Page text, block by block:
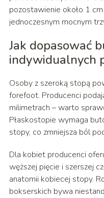
pozostawienie około 1
jednoczesnym mocnym
Jak dopasować
indywidualnych
Osoby z szeroką stopą
forefoot. Producenci
milimetrach – warto
Płaskostopie wymaga
stopy, co zmniejsza ból
Dla kobiet producenci
węższej pięcie i szerszej
anatomii kobiecej stopy.
bokserskich bywa